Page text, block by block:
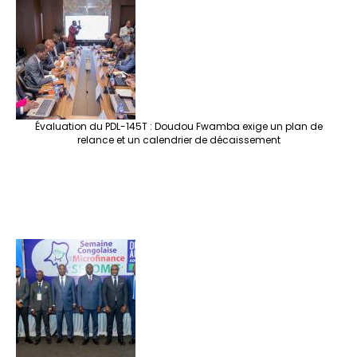
Évaluation du PDL-145T : Doudou Fwamba exige un plan de
relance et un calendrier de décaissement